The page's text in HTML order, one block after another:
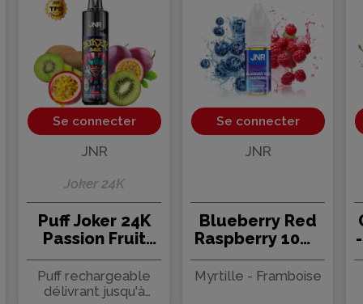
Se connecter
JNR
Joker 24K
Puff Joker 24K
Passion Fruit
Kiwi 800mAh
2ml - JNR
Puff rechargeable
délivrant jusqu'à
Se connecter
JNR
Blueberry Red
Raspberry 10ml
- JNR (10 pièces)
Myrtille - Framboise